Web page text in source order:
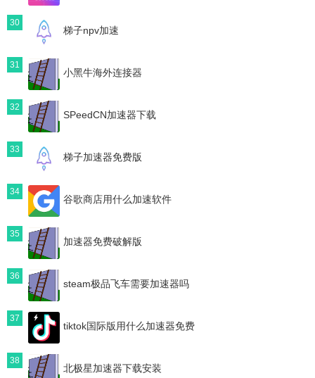
30
梯子npv加速
31
小黑牛海外连接器
32
SPeedCN加速器下载
33
梯子加速器免费版
34
谷歌商店用什么加速软件
35
加速器免费破解版
36
steam极品飞车需要加速器吗
37
tiktok国际版用什么加速器免费
38
北极星加速器下载安装